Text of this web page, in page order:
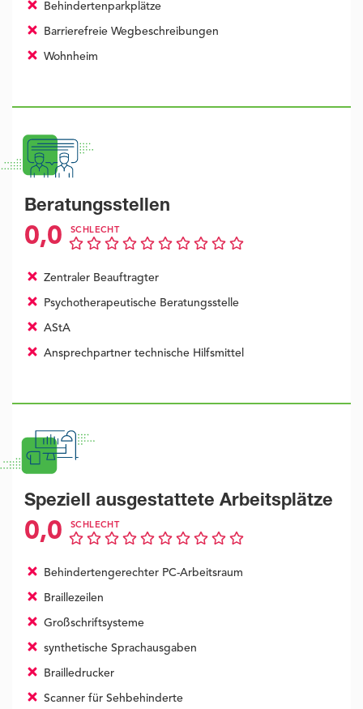
Behindertenparkplätze
Barrierefreie Wegbeschreibungen
Wohnheim
Beratungsstellen
0,0 SCHLECHT
Zentraler Beauftragter
Psychotherapeutische Beratungsstelle
AStA
Ansprechpartner technische Hilfsmittel
Speziell ausgestattete Arbeitsplätze
0,0 SCHLECHT
Behindertengerechter PC-Arbeitsraum
Braillezeilen
Großschriftsysteme
synthetische Sprachausgaben
Brailledrucker
Scanner für Sehbehinderte